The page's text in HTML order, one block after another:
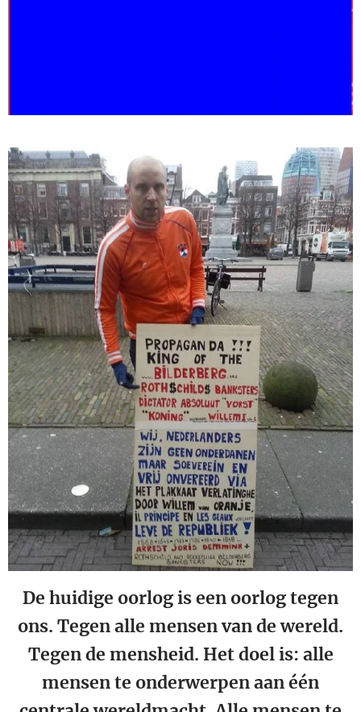
De huidige oorlog is een oorlog tegen
ons. Tegen alle mensen van de wereld.
Tegen de mensheid. Het doel is: alle
mensen te onderwerpen aan één